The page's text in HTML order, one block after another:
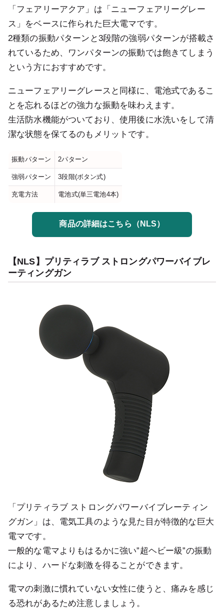
「フェアリーアクア」は「ニューフェアリーグレー
ス」をベースに作られた巨大電マです。
2種類の振動パターンと3段階の強弱パターンが搭載さ
れているため、ワンパターンの振動では飽きてしまう
という方におすすめです。
ニューフェアリーグレースと同様に、電池式であるこ
とを忘れるほどの強力な振動を味わえます。
生活防水機能がついており、使用後に水洗いをして清
潔な状態を保てるのもメリットです。
振動パターン 2パターン
強弱パターン 3段階(ボタン式)
充電方法 電池式(単三電池4本)
商品の詳細はこちら（NLS）
【NLS】プリティラブ ストロングパワーバイブレ
ーティングガン
「プリティラブ ストロングパワーバイブレーティン
グガン」は、電気工具のような見た目が特徴的な巨大
電マです。
一般的な電マよりもはるかに強い”超ヘビー級”の振動
により、ハードな刺激を得ることができます。
電マの刺激に慣れていない女性に使うと、痛みを感じ
る恐れがあるため注意しましょう。